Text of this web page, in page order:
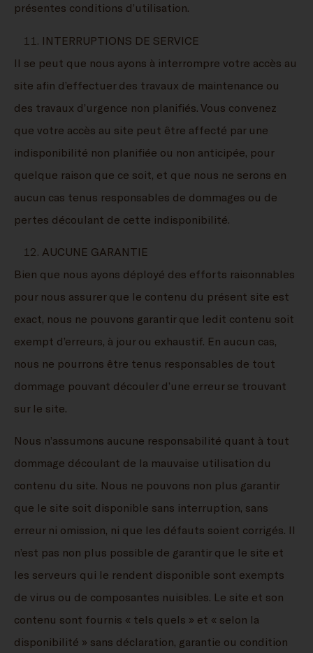
présentes conditions d’utilisation.
INTERRUPTIONS DE SERVICE
Il se peut que nous ayons à interrompre votre accès au
site afin d’effectuer des travaux de maintenance ou
des travaux d’urgence non planifiés. Vous convenez
que votre accès au site peut être affecté par une
indisponibilité non planifiée ou non anticipée, pour
quelque raison que ce soit, et que nous ne serons en
aucun cas tenus responsables de dommages ou de
pertes découlant de cette indisponibilité.
AUCUNE GARANTIE
Bien que nous ayons déployé des efforts raisonnables
pour nous assurer que le contenu du présent site est
exact, nous ne pouvons garantir que ledit contenu soit
exempt d’erreurs, à jour ou exhaustif. En aucun cas,
nous ne pourrons être tenus responsables de tout
dommage pouvant découler d’une erreur se trouvant
sur le site.
Nous n’assumons aucune responsabilité quant à tout
dommage découlant de la mauvaise utilisation du
contenu du site. Nous ne pouvons non plus garantir
que le site soit disponible sans interruption, sans
erreur ni omission, ni que les défauts soient corrigés. Il
n’est pas non plus possible de garantir que le site et
les serveurs qui le rendent disponible sont exempts
de virus ou de composantes nuisibles. Le site et son
contenu sont fournis « tels quels » et « selon la
disponibilité » sans déclaration, garantie ou condition